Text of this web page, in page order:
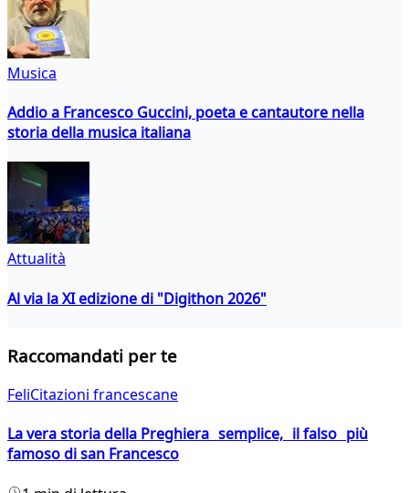
Musica
Addio a Francesco Guccini, poeta e cantautore nella
storia della musica italiana
Attualità
Al via la XI edizione di "Digithon 2026"
Raccomandati per te
FeliCitazioni francescane
La vera storia della Preghiera semplice, il falso più
famoso di san Francesco